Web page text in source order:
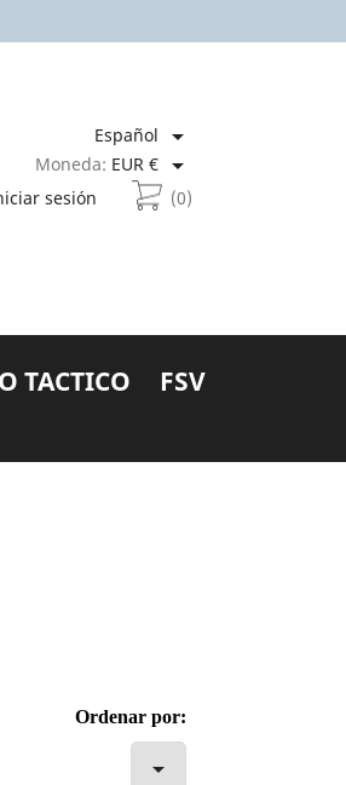
Español 
Moneda: EUR € 
sesión (0)
TACTICO
FSV
Ordenar por:
